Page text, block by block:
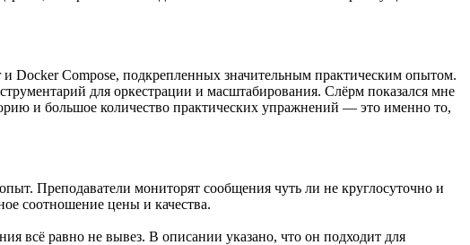
Docker Compose, подкрепленных значительным практическим опытом.
для оркестрации и масштабирования. Слёрм показался мне
и большое количество практических упражнений — это именно то,
Преподаватели мониторят сообщения чуть ли не круглосуточно и
соотношение цены и качества.
всё равно не вывез. В описании указано, что он подходит для